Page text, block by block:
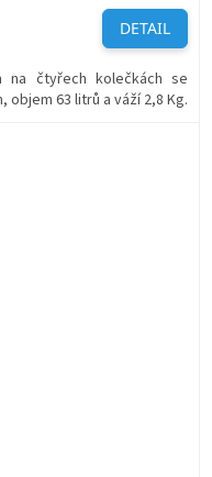
DETAIL
na čtyřech kolečkách se
objem 63 litrů a váží 2,8 Kg.